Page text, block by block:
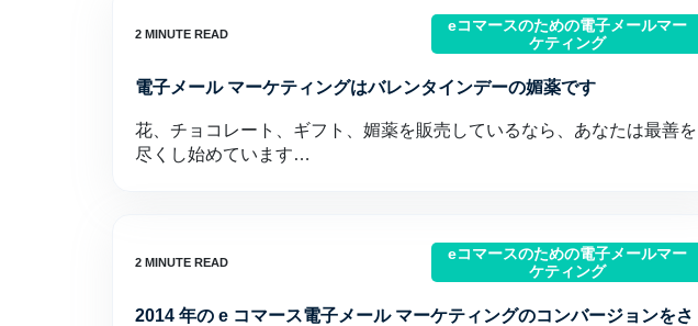
eコマースのための電子メールマー
ケティング
電子メール マーケティングはバレンタインデーの媚薬です
花、チョコレート、ギフト、媚薬を販売しているなら、あなたは最善を
尽くし始めています…
eコマースのための電子メールマー
ケティング
2014 年の e コマース電子メール マーケティングのコンバージョンをさ